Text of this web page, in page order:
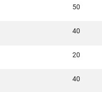
50
40
20
40